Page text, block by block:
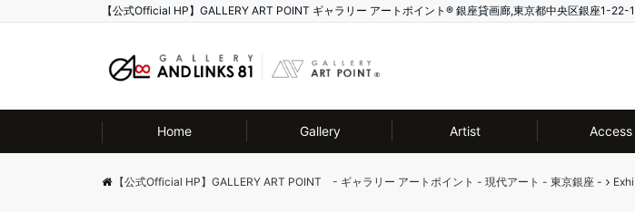
【公式Official HP】GALLERY ART POINT ギャラリー アートポイント®️ 銀座貸画廊,東京都中央区銀座
Home Gallery Artist Access
【公式Official HP】GALLERY ART POINT - ギャラリー アートポイント - 現代アート - 東京銀座 -